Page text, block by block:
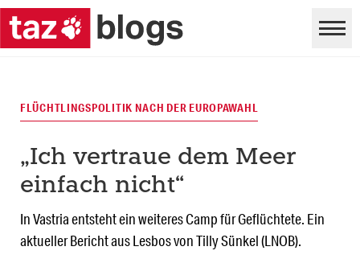
FLÜCHTLINGSPOLITIK NACH DER EUROPAWAHL
„Ich vertraue dem Meer
einfach nicht“
In Vastria entsteht ein weiteres Camp für Geflüchtete. Ein
aktueller Bericht aus Lesbos von Tilly Sünkel (LNOB).